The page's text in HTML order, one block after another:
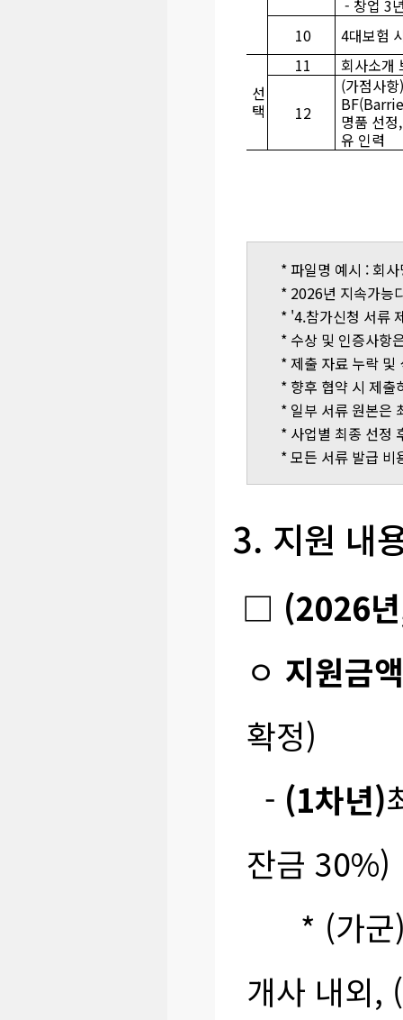
- 창업 3
10
4대보험
선
택
11 회사소개
12
(가점사항)
명품 선
유 인력
* 파일명 예시 : 회
* 2026년 지속가능
* '4.참가신청 서류
* 수상 및 인증사항
* 제출 자료 누락 및
* 향후 협약 시 제출
* 일부 서류 원본은
* 사업별 최종 선정
* 모든 서류 발급 비
3. 지원 내
□ (2026년
ㅇ 지원금액
확정)
- (1차년)
잔금 30%)
* (가군
개사 내외,